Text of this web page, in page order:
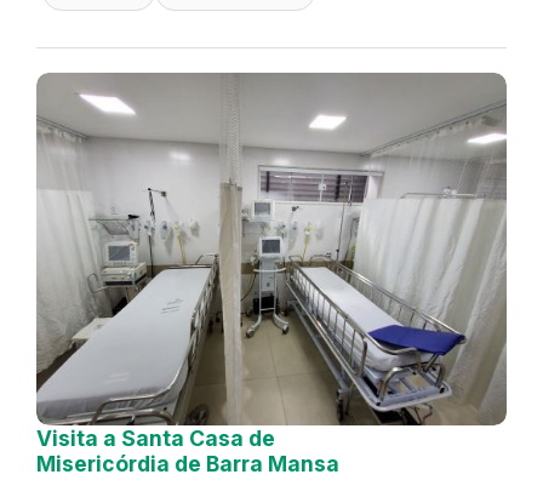
Visita a Santa Casa de
Misericórdia de Barra Mansa